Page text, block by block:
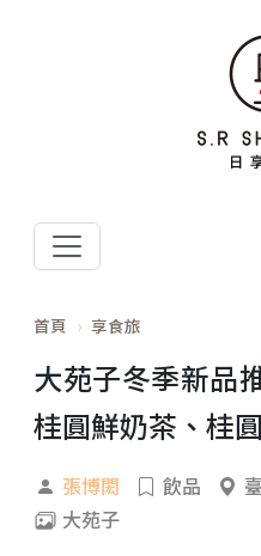
首頁 享食旅
大苑子冬季新品
桂圓鮮奶茶、桂
張博閎 飲品
大苑子